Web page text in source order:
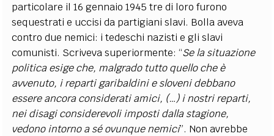
particolare il 16 gennaio 1945 tre di loro furono
sequestrati e uccisi da partigiani slavi. Bolla aveva
contro due nemici: i tedeschi nazisti e gli slavi
comunisti. Scriveva superiormente: “Se la situazione
politica esige che, malgrado tutto quello che è
avvenuto, i reparti garibaldini e sloveni debbano
essere ancora considerati amici, (…) i nostri reparti,
nei disagi considerevoli imposti dalla stagione,
vedono intorno a sé ovunque nemici”. Non avrebbe